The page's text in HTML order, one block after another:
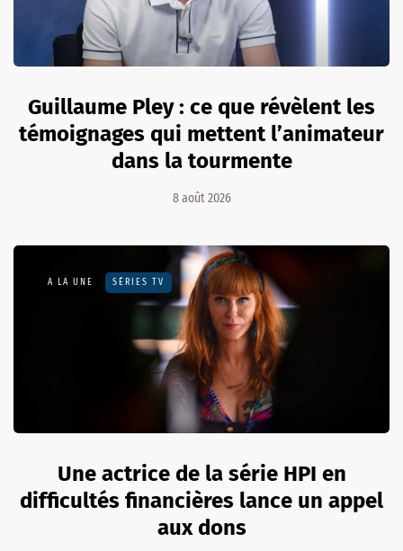
Guillaume Pley : ce que révèlent les
témoignages qui mettent l’animateur
dans la tourmente
8 août 2026
A LA UNE SÉRIES TV
Une actrice de la série HPI en
difficultés financières lance un appel
aux dons